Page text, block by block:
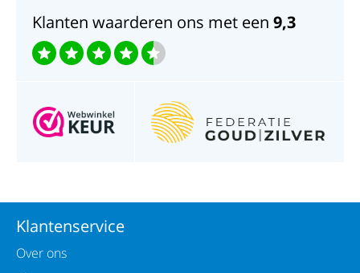
Klanten waarderen ons met een 9,3
Klantenservice
Over ons